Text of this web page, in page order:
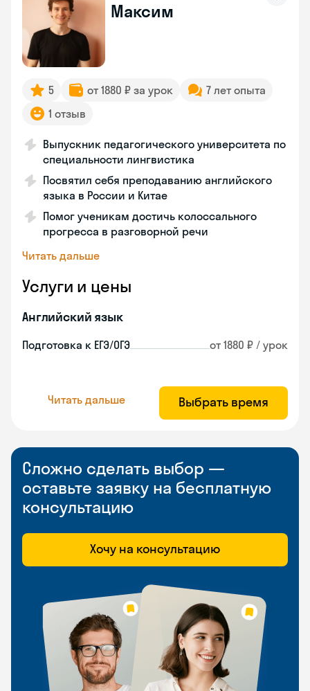
Максим
5 от 1880 ₽ за урок
7 лет опыта
1 отзыв
Выпускник педагогического университета по
специальности лингвистика
Посвятил себя преподаванию английского
языка в России и Китае
Помог ученикам достичь колоссального
прогресса в разговорной речи
Читать дальше
Услуги и цены
Английский язык
Подготовка к ЕГЭ/ОГЭ от 1880 ₽ / урок
Читать дальше Выбрать время
Сложно сделать выбор —
оставьте заявку на бесплатную
консультацию
Хочу на консультацию